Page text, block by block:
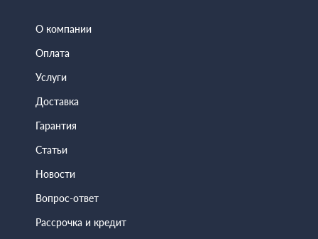
О компании
Оплата
Услуги
Доставка
Гарантия
Статьи
Новости
Вопрос-ответ
Рассрочка и кредит